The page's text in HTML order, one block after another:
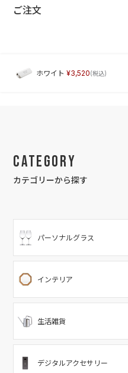
ご注文
ホワイト 3,520
Category
カテゴリーから探す
パーソナルグラス
インテリア
生活雑貨
デジタルアクセサリー